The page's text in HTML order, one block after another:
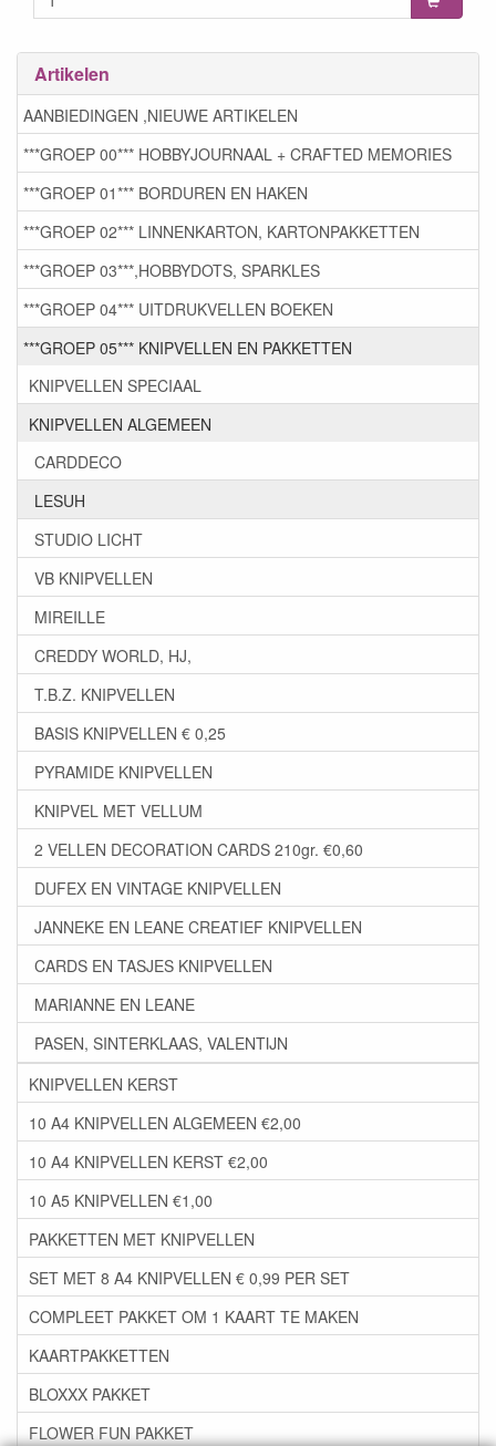
Artikelen
AANBIEDINGEN ,NIEUWE ARTIKELEN
***GROEP 00*** HOBBYJOURNAAL + CRAFTED MEMORIES
***GROEP 01*** BORDUREN EN HAKEN
***GROEP 02*** LINNENKARTON, KARTONPAKKETTEN
***GROEP 03***,HOBBYDOTS, SPARKLES
***GROEP 04*** UITDRUKVELLEN BOEKEN
***GROEP 05*** KNIPVELLEN EN PAKKETTEN
KNIPVELLEN SPECIAAL
KNIPVELLEN ALGEMEEN
CARDDECO
LESUH
STUDIO LICHT
VB KNIPVELLEN
MIREILLE
CREDDY WORLD, HJ,
T.B.Z. KNIPVELLEN
BASIS KNIPVELLEN € 0,25
PYRAMIDE KNIPVELLEN
KNIPVEL MET VELLUM
2 VELLEN DECORATION CARDS 210gr. €0,60
DUFEX EN VINTAGE KNIPVELLEN
JANNEKE EN LEANE CREATIEF KNIPVELLEN
CARDS EN TASJES KNIPVELLEN
MARIANNE EN LEANE
PASEN, SINTERKLAAS, VALENTIJN
KNIPVELLEN KERST
10 A4 KNIPVELLEN ALGEMEEN €2,00
10 A4 KNIPVELLEN KERST €2,00
10 A5 KNIPVELLEN €1,00
PAKKETTEN MET KNIPVELLEN
SET MET 8 A4 KNIPVELLEN € 0,99 PER SET
COMPLEET PAKKET OM 1 KAART TE MAKEN
KAARTPAKKETTEN
BLOXXX PAKKET
FLOWER FUN PAKKET